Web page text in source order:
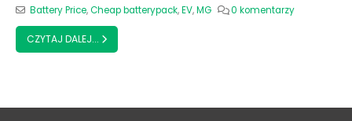
Battery Price,Cheap batterypack,EV,MG 0 komentarzy
CZYTAJ DALEJ...